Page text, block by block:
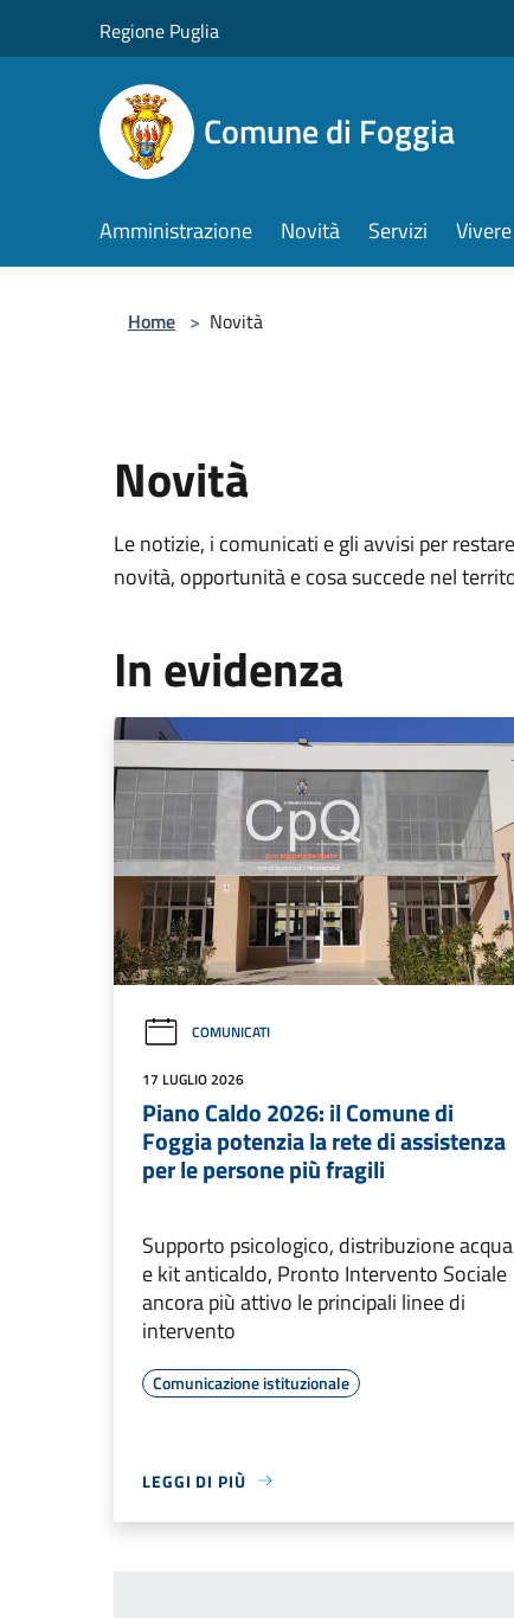
Regione Puglia
Comune di Foggia
Amministrazione Novità Servizi
Home > Novità
Novità
Le notizie, i comunicati e gli avvisi per
novità, opportunità e cosa succede nel
In evidenza
COMUNICATI
17 LUGLIO 2026
Piano Caldo 2026: il Comune di
Foggia potenzia la rete di assistenza
per le persone più fragili
Supporto psicologico, distribuzione acqua
e kit anticaldo, Pronto Intervento Sociale
ancora più attivo le principali linee di
intervento
Comunicazione istituzionale
LEGGI DI PIÙ